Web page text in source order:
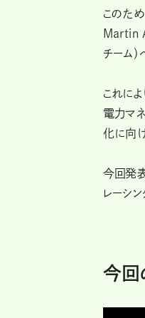
このた
Martin
チーム）
これに
電力マ
化に向
今回発
レーシン
今回